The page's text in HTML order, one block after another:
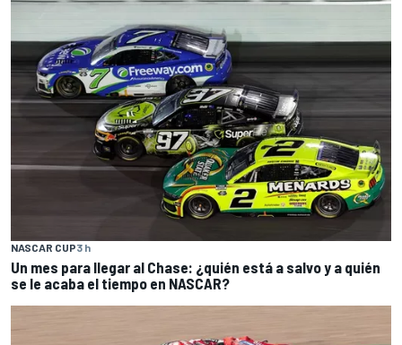
NASCAR CUP3 h
Un mes para llegar al Chase: ¿quién está a salvo y a quién
se le acaba el tiempo en NASCAR?